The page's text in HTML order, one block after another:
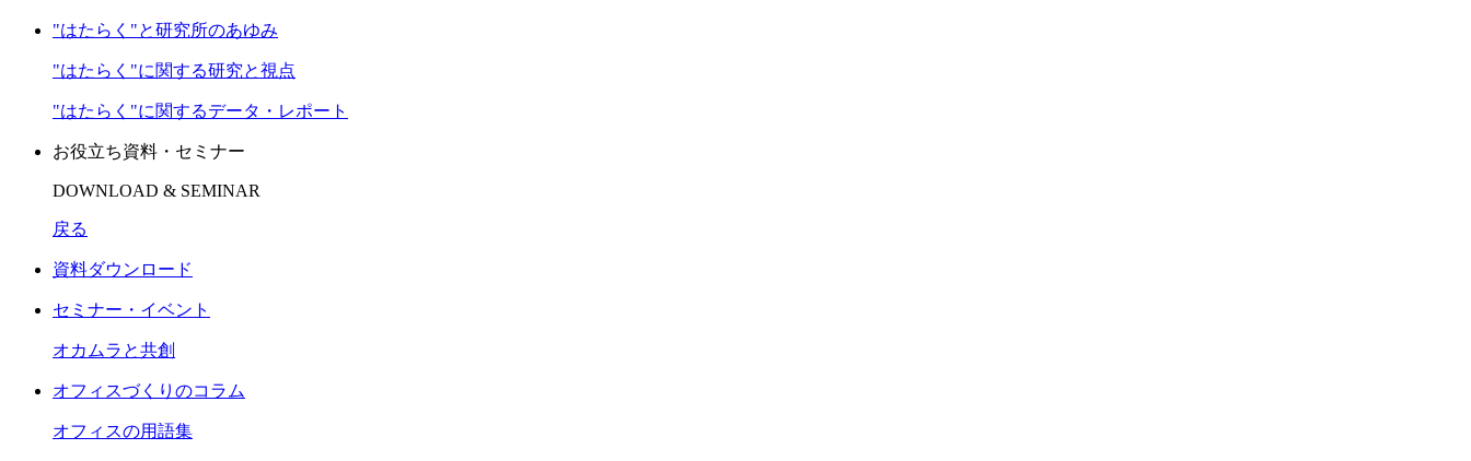
"はたらく"と研究所のあゆみ
"はたらく"に関する研究と視点
"はたらく"に関するデータ・レポート
お役立ち資料・セミナー
DOWNLOAD & SEMINAR
戻る
資料ダウンロード
セミナー・イベント
オカムラと共創
オフィスづくりのコラム
オフィスの用語集